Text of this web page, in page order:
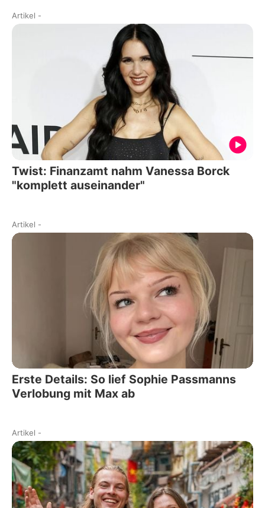
Artikel -
Twist: Finanzamt nahm Vanessa Borck
"komplett auseinander"
Artikel -
Erste Details: So lief Sophie Passmanns
Verlobung mit Max ab
Artikel -